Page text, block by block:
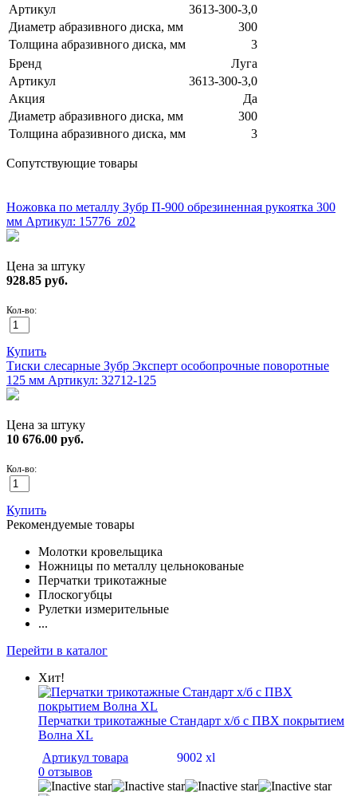
Артикул
3613-300-3,0
Диаметр абразивного диска, мм
300
Толщина абразивного диска, мм
3
Бренд
Луга
Артикул
3613-300-3,0
Акция
Да
Диаметр абразивного диска, мм
300
Толщина абразивного диска, мм
3
Сопутствующие товары
Ножовка по металлу Зубр П-900 обрезиненная рукоятка 300
мм Артикул: 15776_z02
Цена за штуку
928.85 руб.
Кол-во:
Купить
Тиски слесарные Зубр Эксперт особопрочные поворотные
125 мм Артикул: 32712-125
Цена за штуку
10 676.00 руб.
Кол-во:
Купить
Рекомендуемые товары
Молотки кровельщика
Ножницы по металлу цельнокованые
Перчатки трикотажные
Плоскогубцы
Рулетки измерительные
...
Перейти в каталог
Хит!
Перчатки трикотажные Стандарт х/б с ПВХ покрытием
Волна XL
Артикул товара
9002 xl
0 отзывов